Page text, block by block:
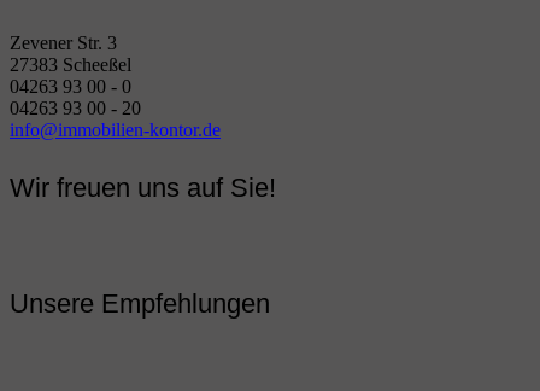
Zevener Str. 3
27383 Scheeßel
04263 93 00 - 0
04263 93 00 - 20
info@immobilien-kontor.de
Wir freuen uns auf Sie!
Unsere Empfehlungen